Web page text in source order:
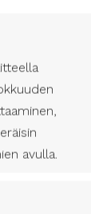
avulla.
apu